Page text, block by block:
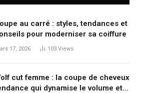
au carré : styles, tendances et
pour moderniser sa coiffure
17, 2026 103 Views
cut femme : la coupe de cheveux
qui dynamise le volume et